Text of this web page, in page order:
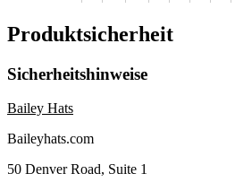
Produktsicherheit
Sicherheitshinweise
Bailey Hats
Baileyhats.com
50 Denver Road, Suite 1